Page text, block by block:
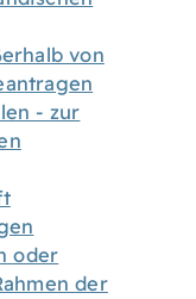
von
- zur
oder
der